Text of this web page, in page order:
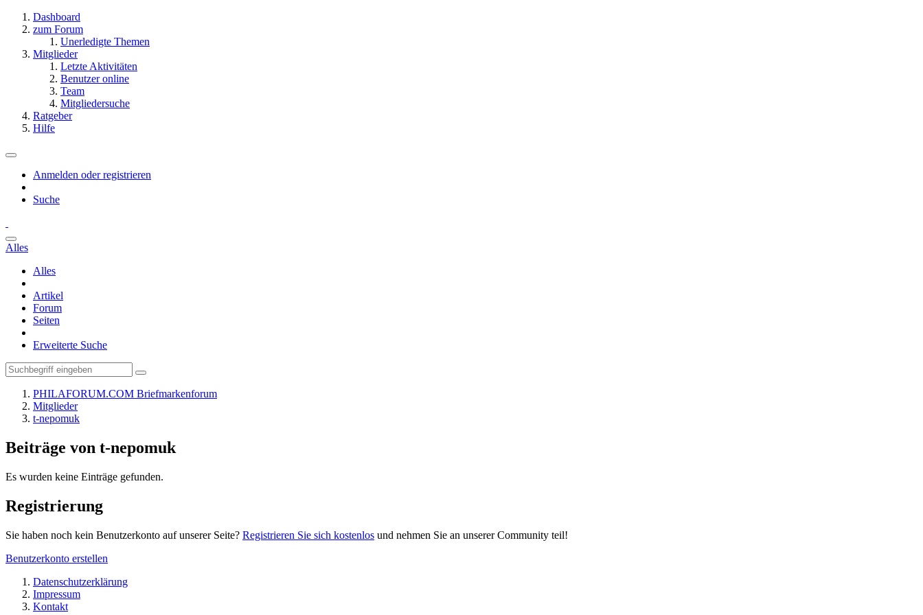
Dashboard
zum Forum
Unerledigte Themen
Mitglieder
Letzte Aktivitäten
Benutzer online
Team
Mitgliedersuche
Ratgeber
Hilfe
Anmelden oder registrieren
Suche
Alles
Alles
Artikel
Forum
Seiten
Erweiterte Suche
PHILAFORUM.COM Briefmarkenforum
Mitglieder
t-nepomuk
Beiträge von t-nepomuk
Es wurden keine Einträge gefunden.
Registrierung
Sie haben noch kein Benutzerkonto auf unserer Seite? Registrieren Sie sich kostenlos und nehmen Sie an unserer Community teil!
Benutzerkonto erstellen
Datenschutzerklärung
Impressum
Kontakt